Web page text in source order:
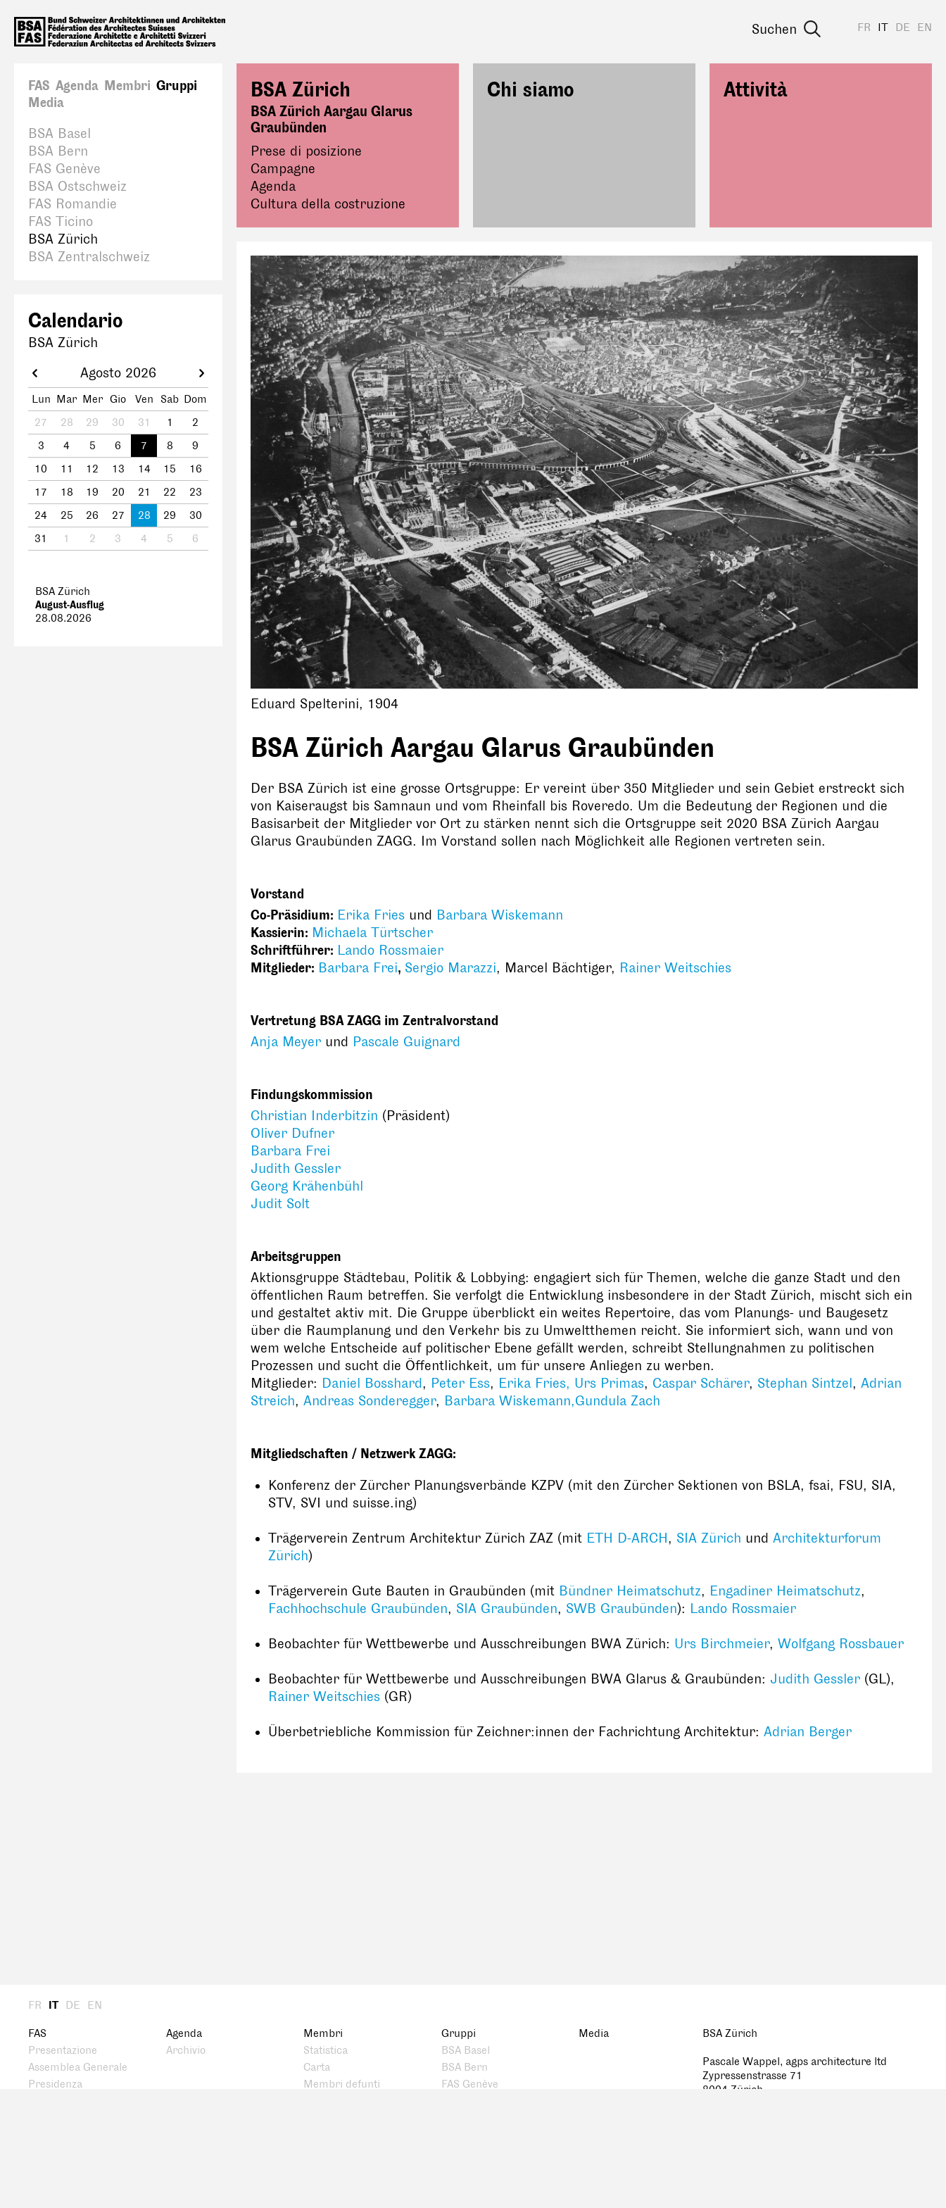
Suchen FR IT DE EN
FAS Agenda Membri Gruppi
Media
BSA Basel
BSA Bern
FAS Genève
BSA Ostschweiz
FAS Romandie
FAS Ticino
BSA Zürich
BSA Zentralschweiz
BSA Zürich
BSA Zürich Aargau Glarus
Graubünden
Prese di posizione
Campagne
Agenda
Cultura della costruzione
Chi siamo Attività
Eduard Spelterini, 1904
BSA Zürich Aargau Glarus Graubünden
Der BSA Zürich ist eine grosse Ortsgruppe: Er vereint über 350 Mitglieder und sein Gebiet erstreckt sich
von Kaiseraugst bis Samnaun und vom Rheinfall bis Roveredo. Um die Bedeutung der Regionen und die
Basisarbeit der Mitglieder vor Ort zu stärken nennt sich die Ortsgruppe seit 2020 BSA Zürich Aargau
Glarus Graubünden ZAGG. Im Vorstand sollen nach Möglichkeit alle Regionen vertreten sein.
Vorstand
Co-Präsidium: Erika Fries und Barbara Wiskemann
Kassierin: Michaela Türtscher
Schriftführer: Lando Rossmaier
Mitglieder: Barbara Frei, Sergio Marazzi, Marcel Bächtiger, Rainer Weitschies
Vertretung BSA ZAGG im Zentralvorstand
Anja Meyer und Pascale Guignard
Findungskommission
Christian Inderbitzin (Präsident)
Oliver Dufner
Barbara Frei
Judith Gessler
Georg Krähenbühl
Judit Solt
Arbeitsgruppen
Aktionsgruppe Städtebau, Politik & Lobbying: engagiert sich für Themen, welche die ganze Stadt und den
öffentlichen Raum betreffen. Sie verfolgt die Entwicklung insbesondere in der Stadt Zürich, mischt sich ein
und gestaltet aktiv mit. Die Gruppe überblickt ein weites Repertoire, das vom Planungs- und Baugesetz
über die Raumplanung und den Verkehr bis zu Umweltthemen reicht. Sie informiert sich, wann und von
wem welche Entscheide auf politischer Ebene gefällt werden, schreibt Stellungnahmen zu politischen
Prozessen und sucht die Öffentlichkeit, um für unsere Anliegen zu werben.
Mitglieder: Daniel Bosshard, Peter Ess, Erika Fries, Urs Primas, Caspar Schärer, Stephan Sintzel , Adrian
Streich, Andreas Sonderegger, Barbara Wiskemann,Gundula Zach
Mitgliedschaften / Netzwerk ZAGG:
Konferenz der Zürcher Planungsverbände KZPV (mit den Zürcher Sektionen von BSLA, fsai, FSU, SIA,
STV, SVI und suisse.ing)
Trägerverein Zentrum Architektur Zürich ZAZ (mit ETH D-ARCH, SIA Zürich und Architekturforum
Zürich)
Trägerverein Gute Bauten in Graubünden (mit Bündner Heimatschutz, Engadiner Heimatschutz,
Fachhochschule Graubünden, SIA Graubünden, SWB Graubünden): Lando Rossmaier
Beobachter für Wettbewerbe und Ausschreibungen BWA Zürich: Urs Birchmeier, Wolfgang Rossbauer
Beobachter für Wettbewerbe und Ausschreibungen BWA Glarus & Graubünden: Judith Gessler (GL),
Rainer Weitschies (GR)
Überbetriebliche Kommission für Zeichner:innen der Fachrichtung Architektur: Adrian Berger
Calendario
BSA Zürich
Agosto 2026
Lun Mar Mer Gio Ven Sab Dom
27
28 29 30 31 1
2
3
4 5 6 7 8
9
10
11 12 13 14 15
16
17
18 19 20 21 22
23
24
25 26 27 28 29
30
31
1 2 3 4 5 6
BSA Zürich
August-Ausflug
28.08.2026
FR IT DE EN
FAS
Presentazione
Assemblea Generale
Presidenza
Agenda
Archivio
Membri
Statistica
Carta
Membri defunti
Gruppi
BSA Basel
BSA Bern
FAS Genève
Media BSA Zürich
Pascale Wappel, agps architecture ltd
Zypressenstrasse 71
8004 Zürich